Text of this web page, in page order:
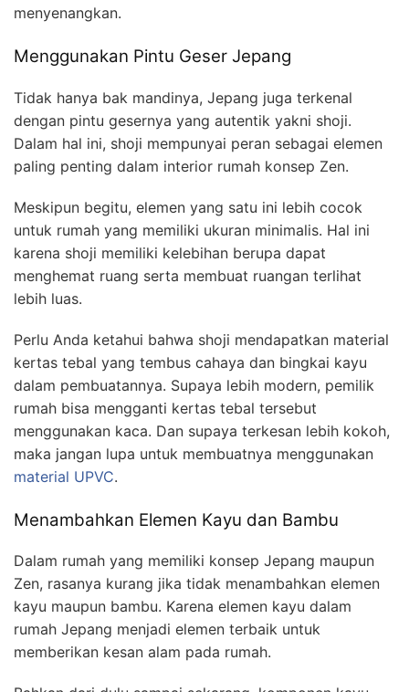
menyenangkan.
Menggunakan Pintu Geser Jepang
Tidak hanya bak mandinya, Jepang juga terkenal
dengan pintu gesernya yang autentik yakni shoji.
Dalam hal ini, shoji mempunyai peran sebagai elemen
paling penting dalam interior rumah konsep Zen.
Meskipun begitu, elemen yang satu ini lebih cocok
untuk rumah yang memiliki ukuran minimalis. Hal ini
karena shoji memiliki kelebihan berupa dapat
menghemat ruang serta membuat ruangan terlihat
lebih luas.
Perlu Anda ketahui bahwa shoji mendapatkan material
kertas tebal yang tembus cahaya dan bingkai kayu
dalam pembuatannya. Supaya lebih modern, pemilik
rumah bisa mengganti kertas tebal tersebut
menggunakan kaca. Dan supaya terkesan lebih kokoh,
maka jangan lupa untuk membuatnya menggunakan
material UPVC.
Menambahkan Elemen Kayu dan Bambu
Dalam rumah yang memiliki konsep Jepang maupun
Zen, rasanya kurang jika tidak menambahkan elemen
kayu maupun bambu. Karena elemen kayu dalam
rumah Jepang menjadi elemen terbaik untuk
memberikan kesan alam pada rumah.